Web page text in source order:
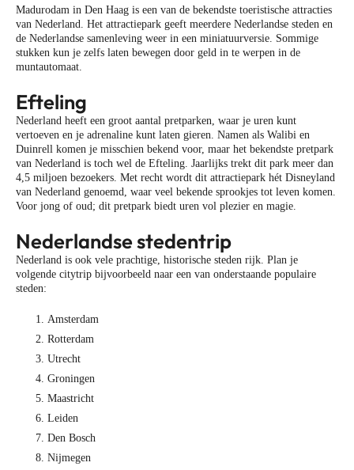
Madurodam in Den Haag is een van de bekendste toeristische attracties
van Nederland. Het attractiepark geeft meerdere Nederlandse steden en
de Nederlandse samenleving weer in een miniatuurversie. Sommige
stukken kun je zelfs laten bewegen door geld in te werpen in de
muntautomaat.
Efteling
Nederland heeft een groot aantal pretparken, waar je uren kunt
vertoeven en je adrenaline kunt laten gieren. Namen als Walibi en
Duinrell komen je misschien bekend voor, maar het bekendste pretpark
van Nederland is toch wel de Efteling. Jaarlijks trekt dit park meer dan
4,5 miljoen bezoekers. Met recht wordt dit attractiepark hét Disneyland
van Nederland genoemd, waar veel bekende sprookjes tot leven komen.
Voor jong of oud; dit pretpark biedt uren vol plezier en magie.
Nederlandse stedentrip
Nederland is ook vele prachtige, historische steden rijk. Plan je
volgende citytrip bijvoorbeeld naar een van onderstaande populaire
steden:
Amsterdam
Rotterdam
Utrecht
Groningen
Maastricht
Leiden
Den Bosch
Nijmegen